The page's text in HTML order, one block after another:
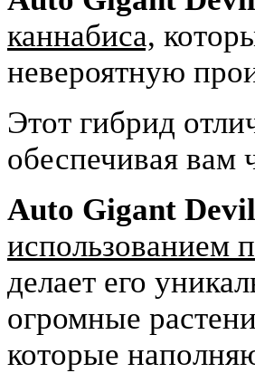
каннабиса,
невероятную
Этот гибрид
обеспечивая
Auto Gigant
использованием
делает его
огромные
которые